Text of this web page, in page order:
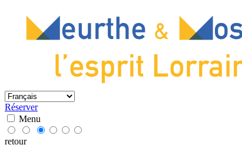
Réserver
Menu
retour